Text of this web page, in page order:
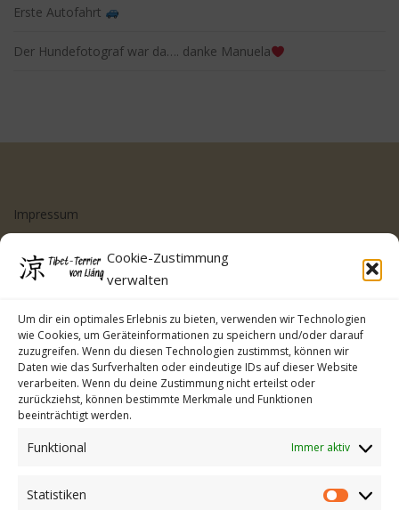
Cookie-Zustimmung
verwalten
Um dir ein optimales Erlebnis zu bieten, verwenden wir Technologien
wie Cookies, um Geräteinformationen zu speichern und/oder darauf
zuzugreifen. Wenn du diesen Technologien zustimmst, können wir
Daten wie das Surfverhalten oder eindeutige IDs auf dieser Website
verarbeiten. Wenn du deine Zustimmung nicht erteilst oder
zurückziehst, können bestimmte Merkmale und Funktionen
beeinträchtigt werden.
Funktional Immer aktiv
Statistiken
Erste Autofahrt
Der Hundefotograf war da…. danke Manuela
Impressum
Cookie-Richtlinie (EU)